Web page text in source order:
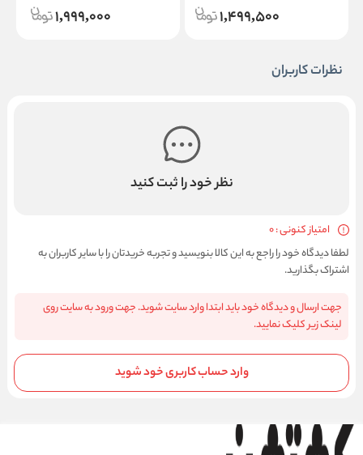
1,499,500
1,999,000
نظرات کاربران
نظر خود را ثبت کنید
امتیاز کنونی : 0
لطفا دیدگاه خود را راجع به این کالا بنویسید و تجربه خریدتان را با سایر کاربران به
اشتراک بگذارید.
جهت ارسال و دیدگاه خود باید ابتدا وارد سایت شوید. جهت ورود به سایت روی
لینک زیر کلیک نمایید.
وارد حساب کاربری خود شوید